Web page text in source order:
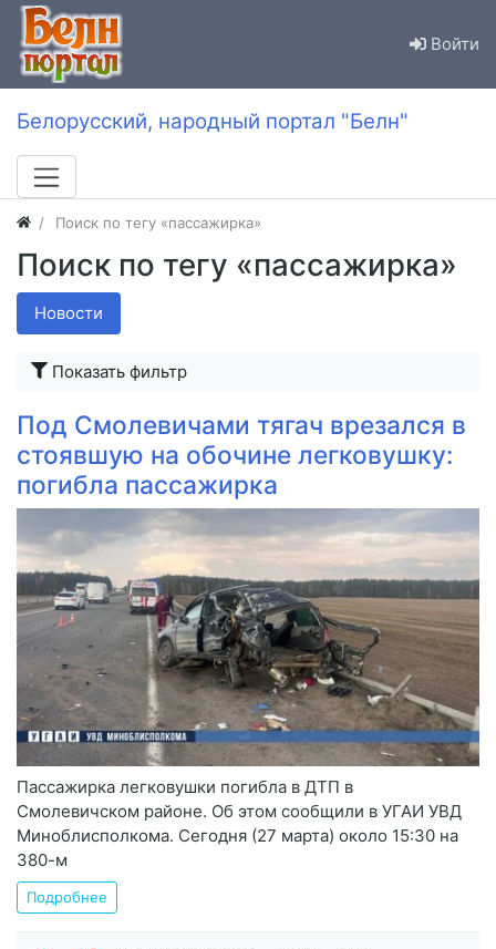
Войти
Белорусский, народный портал "Белн"
Поиск по тегу «пассажирка»
Поиск по тегу «пассажирка»
Новости
Показать фильтр
Под Смолевичами тягач врезался в
стоявшую на обочине легковушку:
погибла пассажирка
Пассажирка легковушки погибла в ДТП в
Смолевичском районе. Об этом сообщили в УГАИ УВД
Миноблисполкома. Сегодня (27 марта) около 15:30 на
380-м
Подробнее